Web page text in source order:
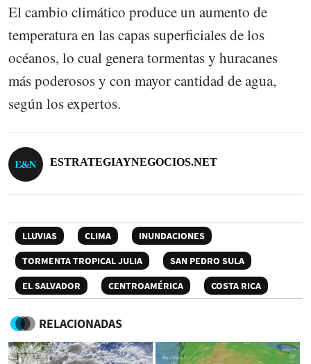
El cambio climático produce un aumento de
temperatura en las capas superficiales de los
océanos, lo cual genera tormentas y huracanes
más poderosos y con mayor cantidad de agua,
según los expertos.
ESTRATEGIAYNEGOCIOS.NET
LLUVIAS CLIMA
INUNDACIONES
TORMENTA TROPICAL JULIA
SAN PEDRO SULA
EL SALVADOR
CENTROAMÉRICA COSTA RICA
RELACIONADAS